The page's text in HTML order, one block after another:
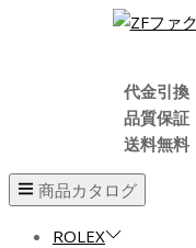
代金引換
品質保証
送料無料
商品カタログ
ROLEX